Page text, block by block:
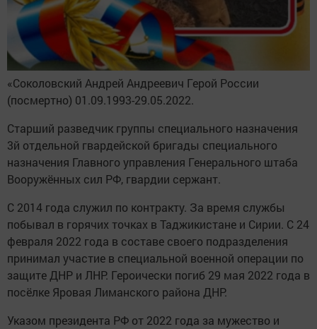
«Соколовский Андрей Андреевич Герой России
(посмертно) 01.09.1993-29.05.2022.
Старший разведчик группы специального назначения
3й отдельной гвардейской бригады специального
назначения Главного управления Генерального штаба
Вооружённых сил РФ, гвардии сержант.
С 2014 года служил по контракту. За время службы
побывал в горячих точках в Таджикистане и Сирии. С 24
февраля 2022 года в составе своего подразделения
принимал участие в специальной военной операции по
защите ДНР и ЛНР. Героически погиб 29 мая 2022 года в
посёлке Яровая Лиманского района ДНР.
Указом президента РФ от 2022 года за мужество и